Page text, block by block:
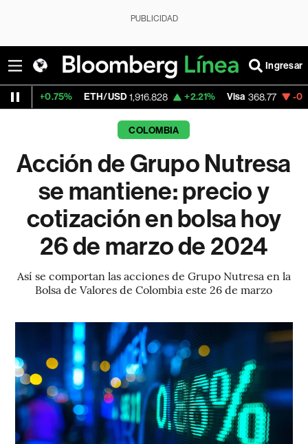
PUBLICIDAD
Ingresar
ETH/USD 1,916.828 +2.21% Visa 368.77 -0.22%
COLOMBIA
Acción de Grupo Nutresa
se mantiene: precio y
cotización en bolsa hoy
26 de marzo de 2024
Así se comportan las acciones de Grupo Nutresa en la
Bolsa de Valores de Colombia este 26 de marzo